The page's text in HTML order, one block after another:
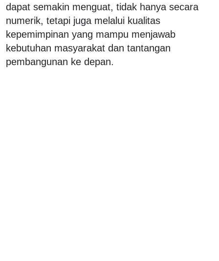
dapat semakin menguat, tidak hanya secara
numerik, tetapi juga melalui kualitas
kepemimpinan yang mampu menjawab
kebutuhan masyarakat dan tantangan
pembangunan ke depan.